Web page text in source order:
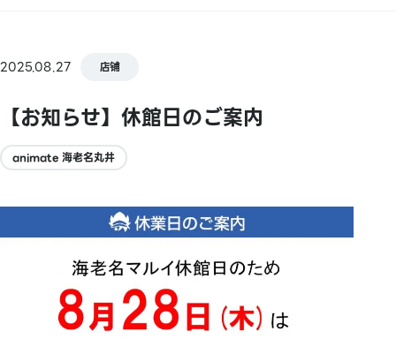
2025.08.27 店铺
【お知らせ】休館日のご案内
animate 海老名丸井